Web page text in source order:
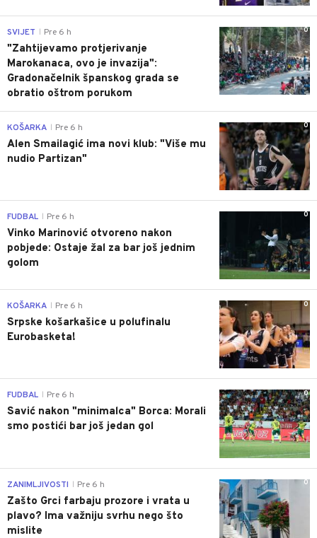
0
SVIJET Pre 6 h
"Zahtijevamo protjerivanje
Marokanaca, ovo je invazija":
Gradonačelnik španskog grada se
obratio oštrom porukom
0
KOŠARKA Pre 6 h
Alen Smailagić ima novi klub: "Više mu
nudio Partizan"
0
FUDBAL Pre 6 h
Vinko Marinović otvoreno nakon
pobjede: Ostaje žal za bar još jednim
golom
0
KOŠARKA Pre 6 h
Srpske košarkašice u polufinalu
Eurobasketa!
0
FUDBAL Pre 6 h
Savić nakon "minimalca" Borca: Morali
smo postići bar još jedan gol
0
ZANIMLJIVOSTI Pre 6 h
Zašto Grci farbaju prozore i vrata u
plavo? Ima važniju svrhu nego što
mislite